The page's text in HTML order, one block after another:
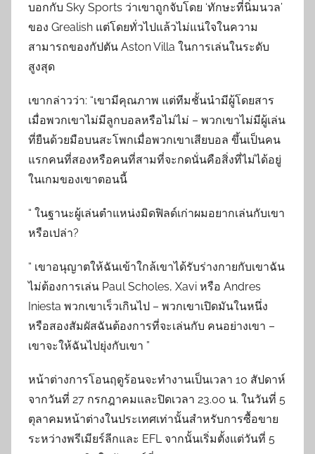
บอกกับ Sky Sports ว่าเขาถูกจับโดย ‘ทักษะที่นิ่มนวล’
ของ Grealish แต่โดยทั่วไปแล้วไม่แน่ใจในความ
สามารถของกัปตัน Aston Villa ในการเล่นในระดับ
สูงสุด
เขากล่าวว่า: “เขามีคุณภาพ แต่ทีมชั้นนำมีผู้โดยสาร
เมื่อพวกเขาไม่มีลูกบอลหรือไม่ไม่ – พวกเขาไม่มีผู้เล่น
ที่ยืนด้วยมือบนสะโพกเมื่อพวกเขาเสียบอล ขึ้นเป็นคน
แรกคนที่สองหรือคนที่สามที่จะกดนั่นคือสิ่งที่ไม่ได้อยู่
ในเกมของเขาตอนนี้
“ ในฐานะผู้เล่นตำแหน่งมิดฟิลด์เก่าผมอยากเล่นกับเขา
หรือเปล่า?
“ เขาอนุญาตให้ฉันเข้าใกล้เขาได้รับร่างกายกับเขาฉัน
ไม่ต้องการเล่น Paul Scholes, Xavi หรือ Andres
Iniesta พวกเขาเร็วเกินไป – พวกเขาเปิดมันในหนึ่ง
หรือสองสัมผัสฉันต้องการที่จะเล่นกับ คนอย่างเขา –
เขาจะให้ฉันไปยุ่งกับเขา ”
หน้าต่างการโอนฤดูร้อนจะทำงานเป็นเวลา 10 สัปดาห์
จากวันที่ 27 กรกฎาคมและปิดเวลา 23.00 น. ในวันที่ 5
ตุลาคมหน้าต่างในประเทศเท่านั้นสำหรับการซื้อขาย
ระหว่างพรีเมียร์ลีกและ EFL จากนั้นเริ่มตั้งแต่วันที่ 5